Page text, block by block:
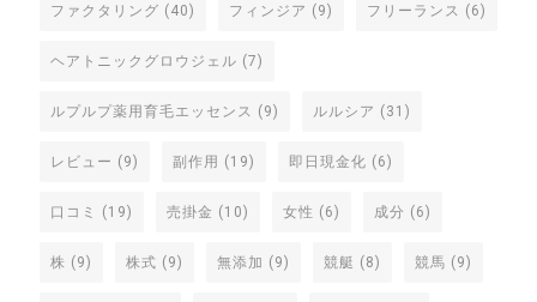
ファクタリング (40) フィンジア (9) フリーランス (6)
ヘアトニックグロウジェル (7)
ルプルプ薬用育毛エッセンス (9) ルルシア (31)
レビュー (9) 副作用 (19) 即日現金化 (6)
口コミ (19) 売掛金 (10) 女性 (6) 成分 (6)
株 (9) 株式 (9) 無添加 (9) 競艇 (8) 競馬 (9)